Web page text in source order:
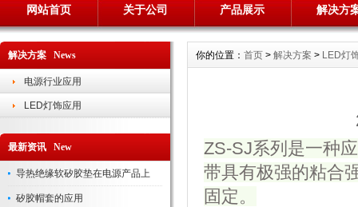
网站首页 关于公司 产品展示 解决方
解决方案 News
电源行业应用
LED灯饰应用
最新资讯 New
导热绝缘软矽胶垫在电源产品上
矽胶帽套的应用
你的位置： 首页 > 解决方案 > LED灯
ZS-SJ系列是一种
带具有极强的粘合
固定。